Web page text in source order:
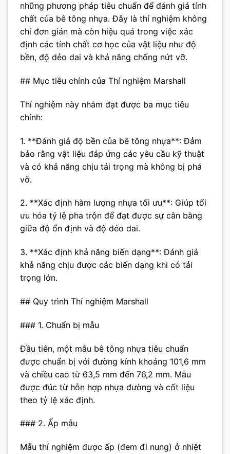
những phương pháp tiêu chuẩn để đánh giá tính
chất của bê tông nhựa. Đây là thí nghiệm không
chỉ đơn giản mà còn hiệu quả trong việc xác
định các tính chất cơ học của vật liệu như độ
bền, độ dẻo dai và khả năng chống nứt vỡ.
## Mục tiêu chính của Thí nghiệm Marshall
Thí nghiệm này nhằm đạt được ba mục tiêu
chính:
1. **Đánh giá độ bền của bê tông nhựa**: Đảm
bảo rằng vật liệu đáp ứng các yêu cầu kỹ thuật
và có khả năng chịu tải trọng mà không bị phá
vỡ.
2. **Xác định hàm lượng nhựa tối ưu**: Giúp tối
ưu hóa tỷ lệ pha trộn để đạt được sự cân bằng
giữa độ ổn định và độ dẻo dai.
3. **Xác định khả năng biến dạng**: Đánh giá
khả năng chịu được các biến dạng khi có tải
trọng lớn.
## Quy trình Thí nghiệm Marshall
### 1. Chuẩn bị mẫu
Đầu tiên, một mẫu bê tông nhựa tiêu chuẩn
được chuẩn bị với đường kính khoảng 101,6 mm
và chiều cao từ 63,5 mm đến 76,2 mm. Mẫu
được đúc từ hỗn hợp nhựa đường và cốt liệu
theo tỷ lệ xác định.
### 2. Ấp mẫu
Mẫu thí nghiệm được ấp (đem đi nung) ở nhiệt